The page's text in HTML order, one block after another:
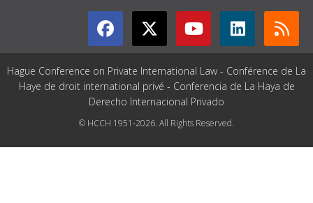
Hague Conference on Private International Law - Conférence de La
Haye de droit international privé - Conferencia de La Haya de
Derecho Internacional Privado
© HCCH 1951-2026. All Rights Reserved.